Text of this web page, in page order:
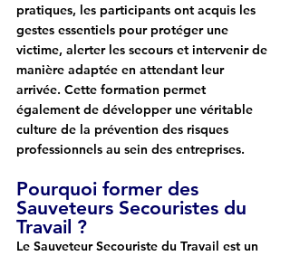
pratiques, les participants ont acquis les
gestes essentiels pour protéger une
victime, alerter les secours et intervenir de
manière adaptée en attendant leur
arrivée. Cette formation permet
également de développer une véritable
culture de la prévention des risques
professionnels au sein des entreprises.
Pourquoi former des
Sauveteurs Secouristes du
Travail ?
Le Sauveteur Secouriste du Travail est un